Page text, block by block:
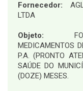
Fornecedor:
LTDA
Objeto:
MEDICAMENTOS
P.A. (PRONTO
SAÚDE DO
(DOZE) MESES.